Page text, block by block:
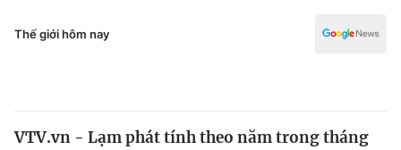
Y tế
Thế giới hôm nay
VTV.vn - Lạm phát tính theo năm trong tháng